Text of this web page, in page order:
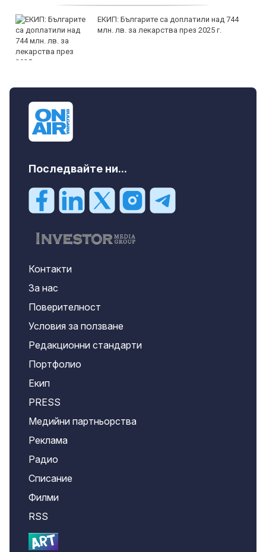
ЕКИП: Българите са доплатили над 744
млн. лв. за лекарства през 2025 г.
Последвайте ни...
Контакти
За нас
Поверителност
Условия за ползване
Редакционни стандарти
Портфолио
Екип
PRESS
Медийни партньорства
Реклама
Радио
Списание
Филми
RSS